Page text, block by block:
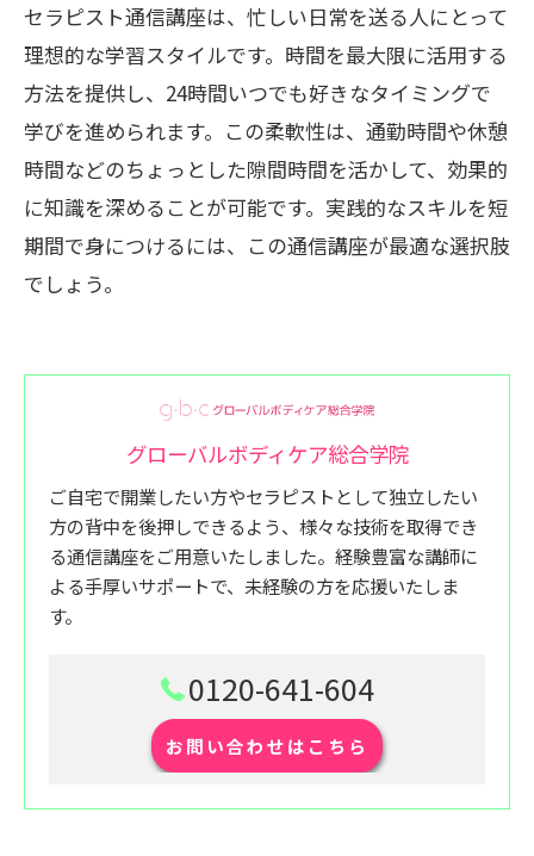
セラピスト通信講座は、忙しい日常を送る人にとって
理想的な学習スタイルです。時間を最大限に活用する
方法を提供し、24時間いつでも好きなタイミングで
学びを進められます。この柔軟性は、通勤時間や休憩
時間などのちょっとした隙間時間を活かして、効果的
に知識を深めることが可能です。実践的なスキルを短
期間で身につけるには、この通信講座が最適な選択肢
でしょう。
グローバルボディケア総合学院
ご自宅で開業したい方やセラピストとして独立したい
方の背中を後押しできるよう、様々な技術を取得でき
る通信講座をご用意いたしました。経験豊富な講師に
よる手厚いサポートで、未経験の方を応援いたしま
す。
0120-641-604
お問い合わせはこちら